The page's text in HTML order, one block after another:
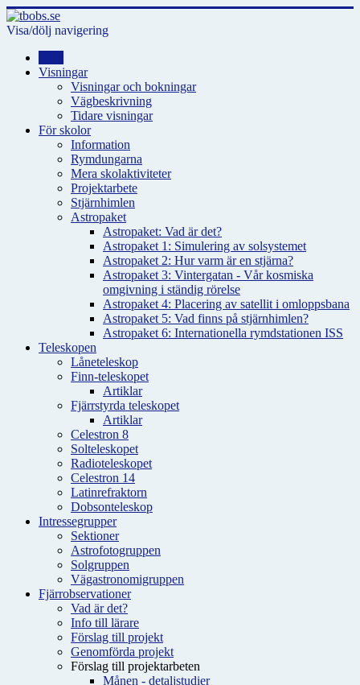
Visa/dölj navigering
Visningar
Visningar och bokningar
Vägbeskrivning
Tidare visningar
För skolor
Information
Rymdungarna
Mera skolaktiviteter
Projektarbete
Stjärnhimlen
Astropaket
Astropaket: Vad är det?
Astropaket 1: Simulering av solsystemet
Astropaket 2: Hur varm är en stjärna?
Astropaket 3: Vintergatan - Vår kosmiska
omgivning i ständig rörelse
Astropaket 4: Placering av satellit i omloppsbana
Astropaket 5: Vad finns på stjärnhimlen?
Astropaket 6: Internationella rymdstationen ISS
Teleskopen
Låneteleskop
Finn-teleskopet
Artiklar
Fjärrstyrda teleskopet
Artiklar
Celestron 8
Solteleskopet
Radioteleskopet
Celestron 14
Latinrefraktorn
Dobsonteleskop
Intressegrupper
Sektioner
Astrofotogruppen
Solgruppen
Vägastronomigruppen
Fjärrobservationer
Vad är det?
Info till lärare
Förslag till projekt
Genomförda projekt
Förslag till projektarbeten
Månen - detaljstudier